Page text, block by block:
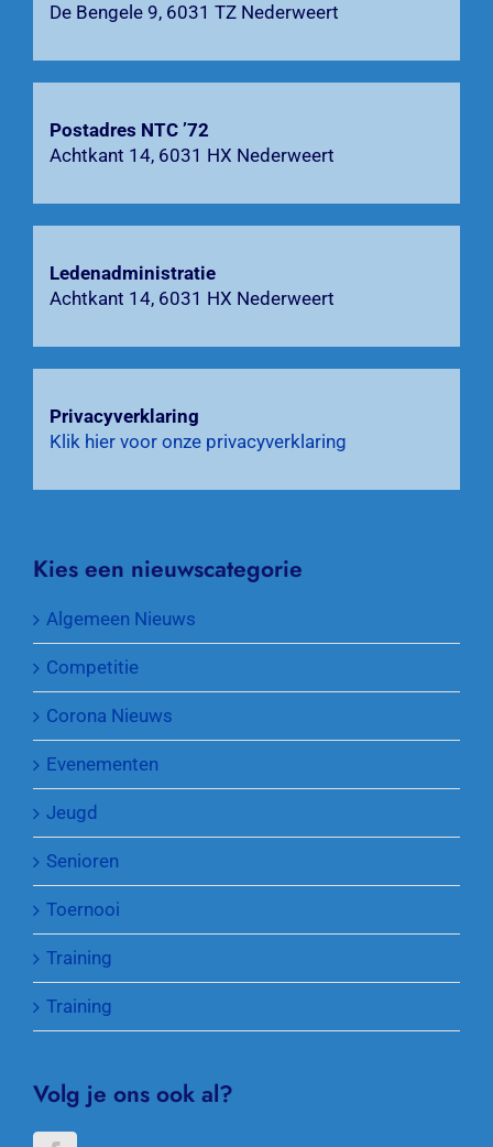
Bardienst
Contact
Zoeken
naar:
De Bengele 9, 6031 TZ Nederweert
Postadres NTC ’72
Achtkant 14, 6031 HX Nederweert
Ledenadministratie
Achtkant 14, 6031 HX Nederweert
Privacyverklaring
Klik hier voor onze privacyverklaring
Kies een nieuwscategorie
Algemeen Nieuws
Competitie
Corona Nieuws
Evenementen
Jeugd
Senioren
Toernooi
Training
Training
Volg je ons ook al?